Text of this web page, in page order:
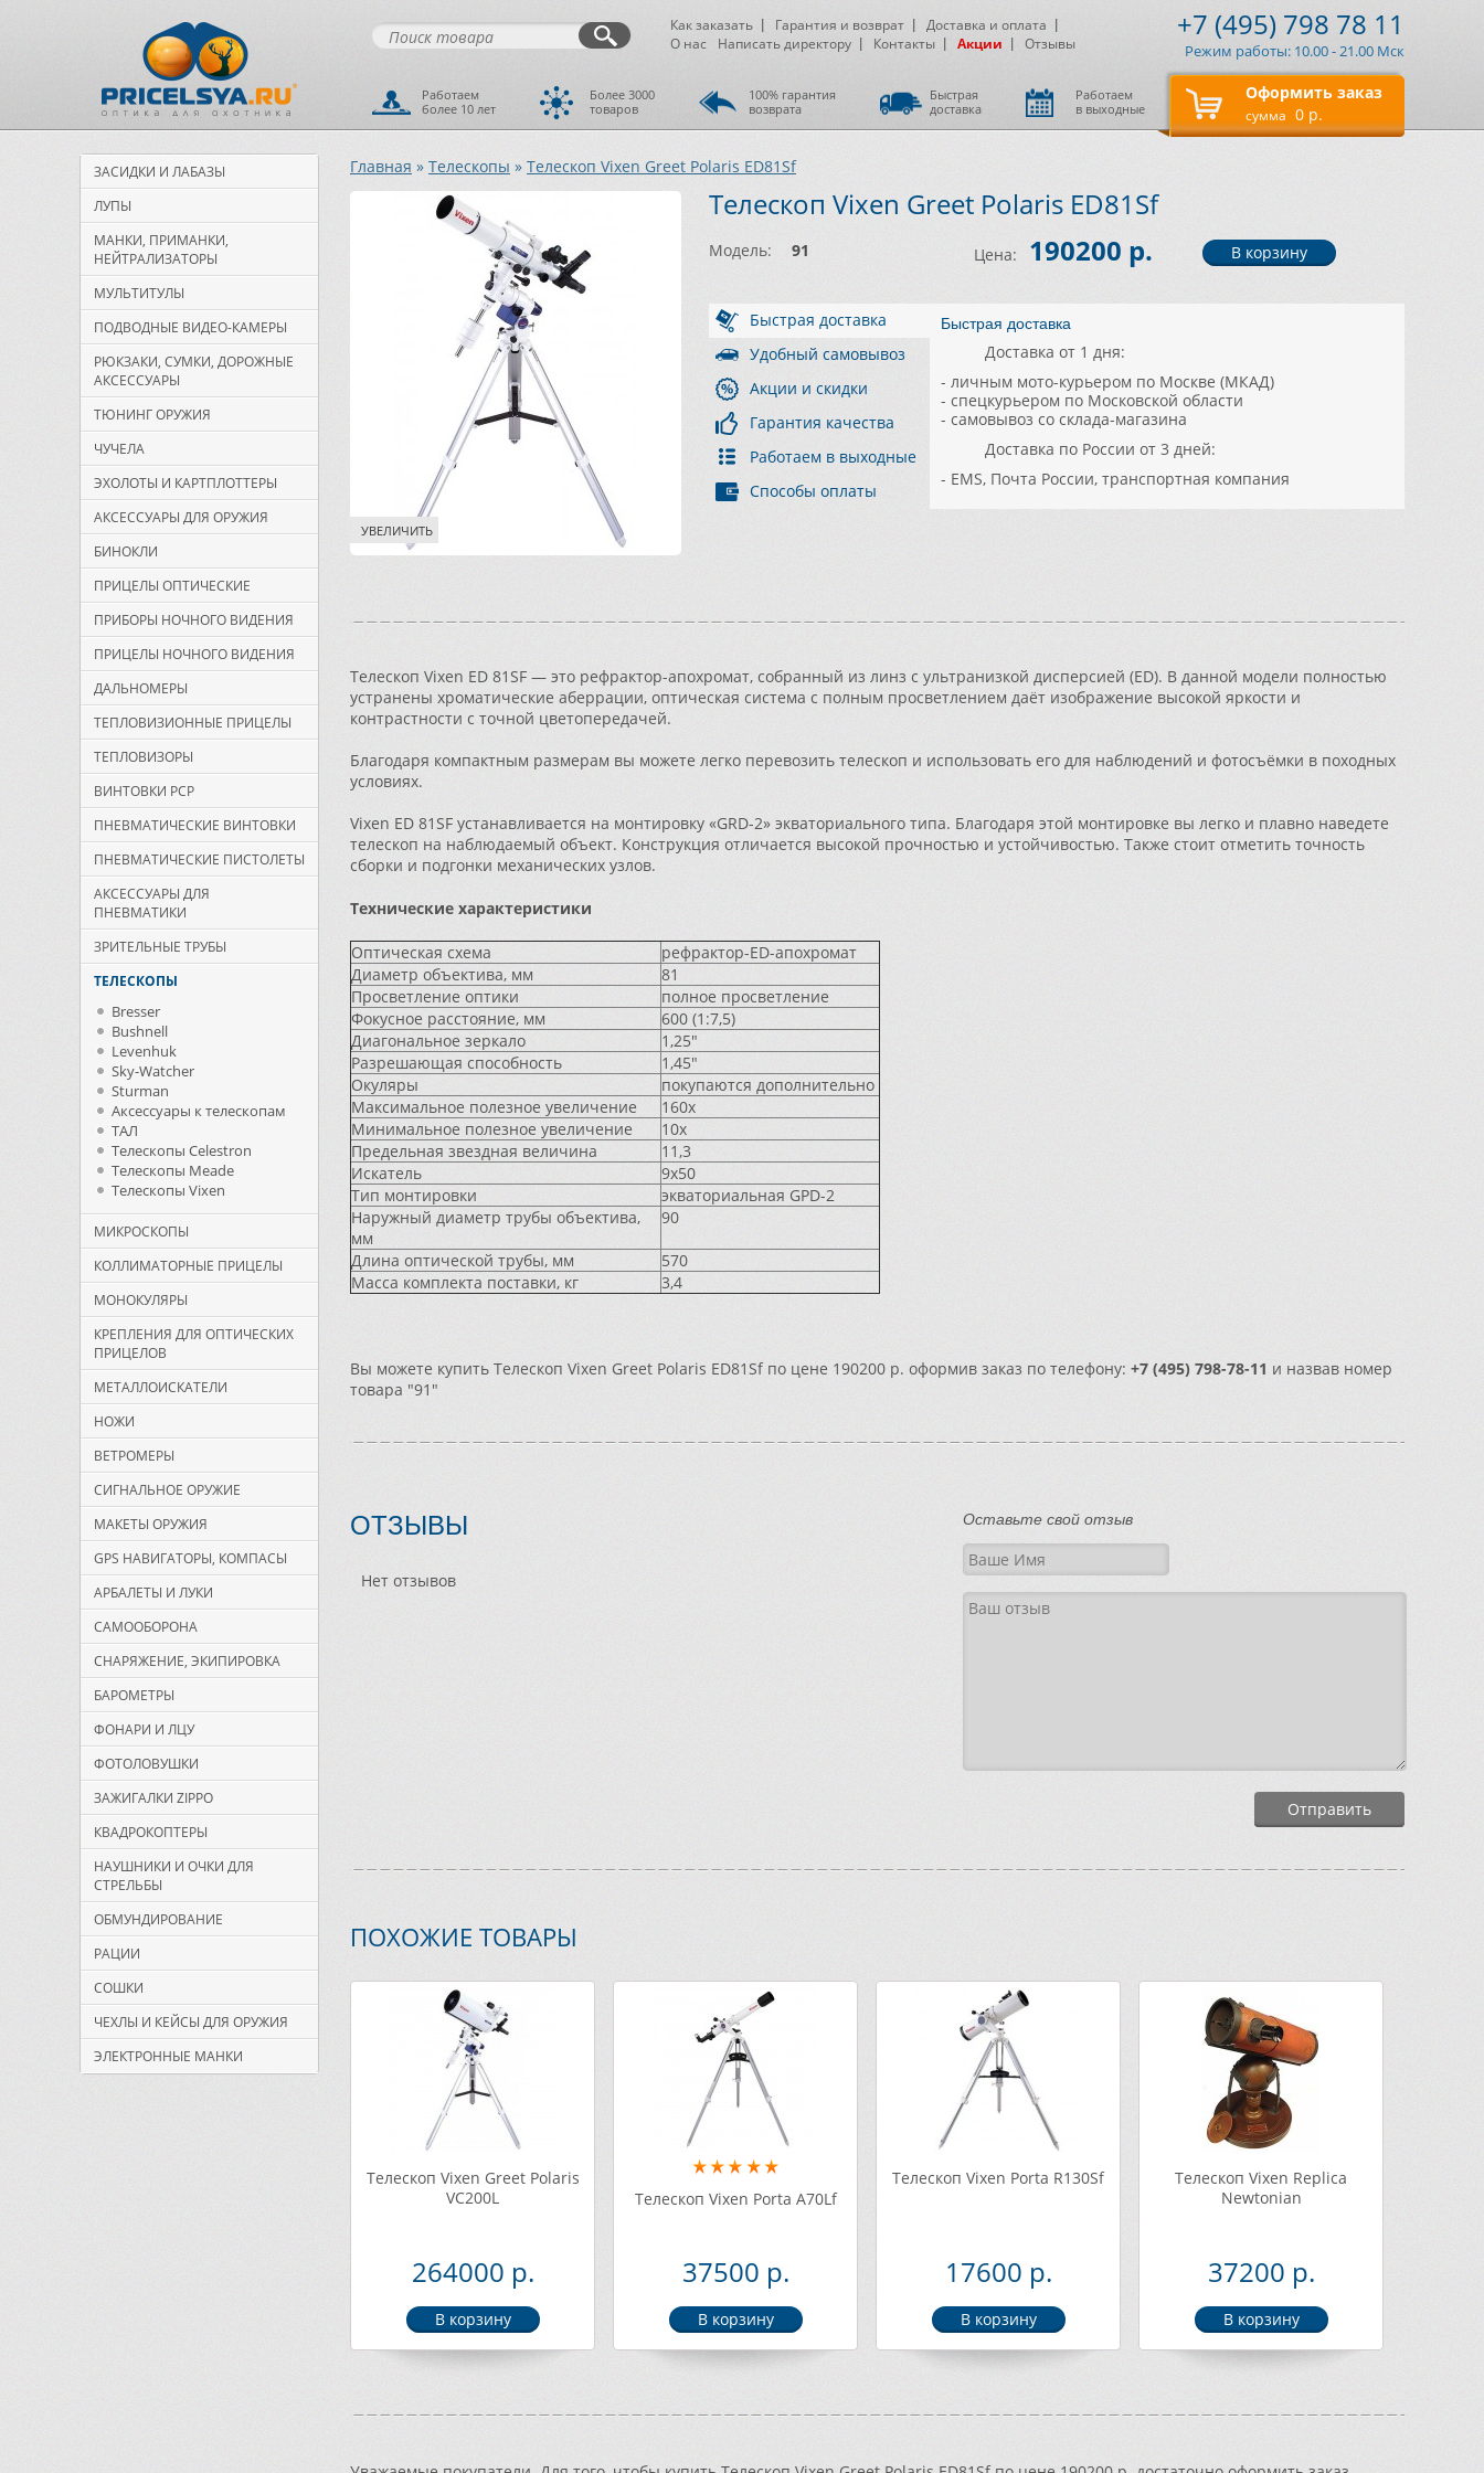
Оформить заказ
сумма 0 р.
Как заказать Гарантия и возврат
Доставка и оплата
О нас
Написать директору Контакты Акции Отзывы
+7 (495) 798 78 11
Режим работы: 10.00 - 21.00 Мск
Работаем
более 10 лет
Более 3000
товаров
100% гарантия
возврата
Быстрая
доставка
Работаем
в выходные
ЗАСИДКИ И ЛАБАЗЫ
ЛУПЫ
МАНКИ, ПРИМАНКИ,
НЕЙТРАЛИЗАТОРЫ
МУЛЬТИТУЛЫ
ПОДВОДНЫЕ ВИДЕО-КАМЕРЫ
РЮКЗАКИ, СУМКИ, ДОРОЖНЫЕ
АКСЕССУАРЫ
ТЮНИНГ ОРУЖИЯ
ЧУЧЕЛА
ЭХОЛОТЫ И КАРТПЛОТТЕРЫ
АКСЕССУАРЫ ДЛЯ ОРУЖИЯ
БИНОКЛИ
ПРИЦЕЛЫ ОПТИЧЕСКИЕ
ПРИБОРЫ НОЧНОГО ВИДЕНИЯ
ПРИЦЕЛЫ НОЧНОГО ВИДЕНИЯ
ДАЛЬНОМЕРЫ
ТЕПЛОВИЗИОННЫЕ ПРИЦЕЛЫ
ТЕПЛОВИЗОРЫ
ВИНТОВКИ PCP
ПНЕВМАТИЧЕСКИЕ ВИНТОВКИ
ПНЕВМАТИЧЕСКИЕ ПИСТОЛЕТЫ
АКСЕССУАРЫ ДЛЯ
ПНЕВМАТИКИ
ЗРИТЕЛЬНЫЕ ТРУБЫ
ТЕЛЕСКОПЫ
Bresser
Bushnell
Levenhuk
Sky-Watcher
Sturman
Аксессуары к телескопам
ТАЛ
Телескопы Celestron
Телескопы Meade
Телескопы Vixen
МИКРОСКОПЫ
КОЛЛИМАТОРНЫЕ ПРИЦЕЛЫ
МОНОКУЛЯРЫ
КРЕПЛЕНИЯ ДЛЯ ОПТИЧЕСКИХ
ПРИЦЕЛОВ
МЕТАЛЛОИСКАТЕЛИ
НОЖИ
ВЕТРОМЕРЫ
СИГНАЛЬНОЕ ОРУЖИЕ
МАКЕТЫ ОРУЖИЯ
GPS НАВИГАТОРЫ, КОМПАСЫ
АРБАЛЕТЫ И ЛУКИ
САМООБОРОНА
СНАРЯЖЕНИЕ, ЭКИПИРОВКА
БАРОМЕТРЫ
ФОНАРИ И ЛЦУ
ФОТОЛОВУШКИ
ЗАЖИГАЛКИ ZIPPO
КВАДРОКОПТЕРЫ
НАУШНИКИ И ОЧКИ ДЛЯ
СТРЕЛЬБЫ
ОБМУНДИРОВАНИЕ
РАЦИИ
СОШКИ
ЧЕХЛЫ И КЕЙСЫ ДЛЯ ОРУЖИЯ
ЭЛЕКТРОННЫЕ МАНКИ
Главная » Телескопы » Телескоп Vixen Greet Polaris ED81Sf
УВЕЛИЧИТЬ
Телескоп Vixen Greet Polaris ED81Sf
Модель: 91 Цена: 190200 р.
Быстрая доставка
Удобный самовывоз
Акции и скидки
Гарантия качества
Работаем в выходные
Способы оплаты
Быстрая доставка
Доставка от 1 дня:
- личным мото-курьером по Москве (МКАД)
- спецкурьером по Московской области
- самовывоз со склада-магазина
Доставка по России от 3 дней:
- EMS, Почта России, транспортная компания
Телескоп Vixen ED 81SF — это рефрактор-апохромат, собранный из линз с ультранизкой дисперсией (ED). В данной модели полностью
устранены хроматические аберрации, оптическая система с полным просветлением даёт изображение высокой яркости и
контрастности с точной цветопередачей.
Благодаря компактным размерам вы можете легко перевозить телескоп и использовать его для наблюдений и фотосъёмки в походных
условиях.
Vixen ED 81SF устанавливается на монтировку «GRD-2» экваториального типа. Благодаря этой монтировке вы легко и плавно наведете
телескоп на наблюдаемый объект. Конструкция отличается высокой прочностью и устойчивостью. Также стоит отметить точность
сборки и подгонки механических узлов.
Технические характеристики
Оптическая схема
рефрактор-ED-апохромат
Диаметр объектива, мм
81
Просветление оптики
полное просветление
Фокусное расстояние, мм
600 (1:7,5)
Диагональное зеркало
1,25"
Разрешающая способность
1,45"
Окуляры
покупаются дополнительно
Максимальное полезное увеличение
160х
Минимальное полезное увеличение
10х
Предельная звездная величина
11,3
Искатель
9х50
Тип монтировки
экваториальная GPD-2
Наружный диаметр трубы объектива,
мм
90
Длина оптической трубы, мм
570
Масса комплекта поставки, кг
3,4
Вы можете купить Телескоп Vixen Greet Polaris ED81Sf по цене 190200 р. оформив заказ по телефону: +7 (495) 798-78-11 и назвав номер
товара "91"
ОТЗЫВЫ
Нет отзывов
Оставьте свой отзыв
Отправить
ПОХОЖИЕ ТОВАРЫ
Телескоп Vixen Greet Polaris
VC200L
264000 р.
Телескоп Vixen Porta A70Lf
37500 р.
Телескоп Vixen Porta R130Sf
17600 р.
Телескоп Vixen Replica
Newtonian
37200 р.